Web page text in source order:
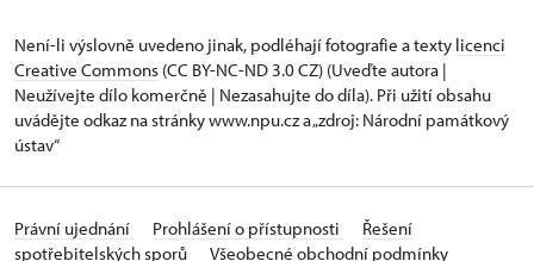
Není-li výslovně uvedeno jinak, podléhají fotografie a texty licenci
Creative Commons (CC BY-NC-ND 3.0 CZ) (Uveďte autora |
Neužívejte dílo komerčně | Nezasahujte do díla). Při užití obsahu
uvádějte odkaz na stránky www.npu.cz a „zdroj: Národní památkový
ústav“
Právní ujednání Prohlášení o přístupnosti
Řešení
spotřebitelských sporů
Všeobecné obchodní podmínky